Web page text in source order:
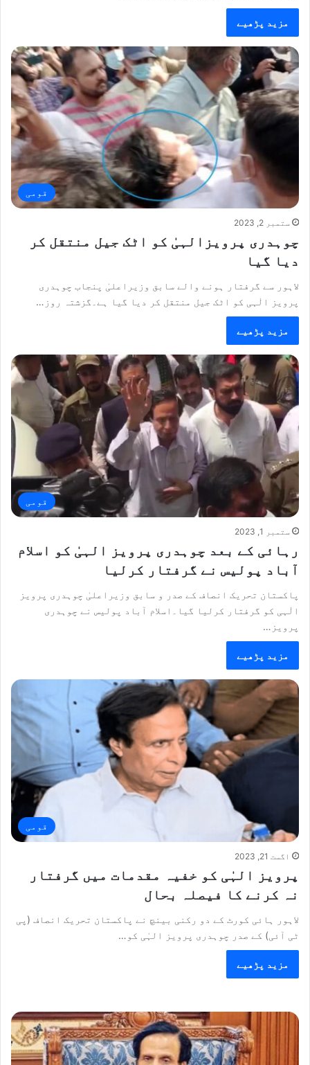
مزید پڑھیے
قومی
ستمبر 2, 2023
چوہدری پرویزالہیٰ کو اٹک جیل منتقل کر
دیا گیا
لاہور سے گرفتار ہونے والے سابق وزیراعلیٰ پنجاب چوہدری
پرویز الٰہی کو اٹک جیل منتقل کر دیا گیا ہے۔گزشتہ روز…
مزید پڑھیے
قومی
ستمبر 1, 2023
رہائی کے بعد چوہدری پرویز الہیٰ کو اسلام
آباد پولیس نے گرفتار کرلیا
پاکستان تحریک انصاف کے صدر و سابق وزیراعلیٰ چوہدری پرویز
الٰہی کو گرفتار کرلیا گیا۔اسلام آباد پولیس نے چوہدری
پرویز…
مزید پڑھیے
قومی
اگست 21, 2023
پرویز الہٰی کو خفیہ مقدمات میں گرفتار
نہ کرنے کا فیصلہ بحال
لاہور ہائی کورٹ کے دو رکنی بینچ نے پاکستان تحریک انصاف (پی
ٹی آئی) کے صدر چوہدری پرویز الہٰی کو…
مزید پڑھیے